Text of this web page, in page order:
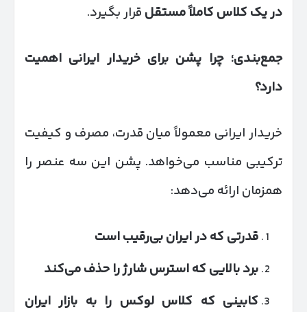
در یک کلاس کاملاً مستقل قرار بگیرد.
جمع‌بندی؛ چرا پشن برای خریدار ایرانی اهمیت
دارد؟
خریدار ایرانی معمولاً میان قدرت، مصرف و کیفیت
ترکیبی مناسب می‌خواهد. پشن این سه عنصر را
همزمان ارائه می‌دهد:
قدرتی که در ایران بی‌رقیب است
برد بالایی که استرس شارژ را حذف می‌کند
کابینی که کلاس لوکس را به بازار ایران